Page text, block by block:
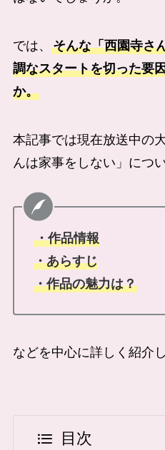
では、 そんな「西園寺さ
調なスタートを切った要
か。
本記事では現在放送中の
んは家事をしない」につい
・作品情報
・あらすじ
・作品の魅力は？
などを中心に詳しく紹介
目次